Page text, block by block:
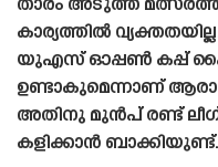
താരം അടുത്ത
കാര്യത്തിൽ
യുഎസ് ഓപ്പൺ കപ്പ്
ഉണ്ടാകുമെന്നാണ്
അതിനു മുൻപ് രണ്ട്
കളിക്കാൻ ബാക്കിയുണ്ട്.